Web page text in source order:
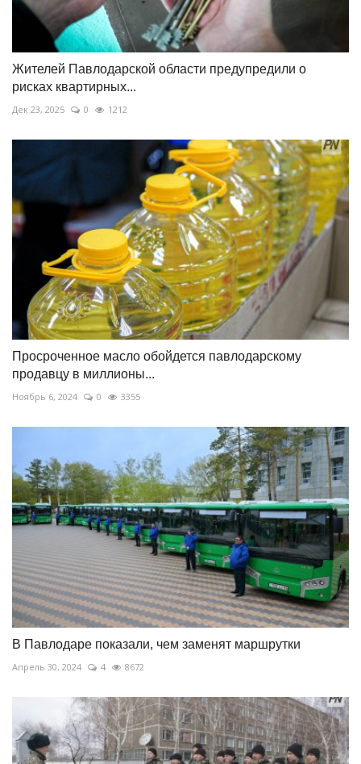
Жителей Павлодарской области предупредили о
рисках квартирных...
Дек 23, 2025 0 1212
Просроченное масло обойдется павлодарскому
продавцу в миллионы...
Ноябрь 6, 2024 0 3355
В Павлодаре показали, чем заменят маршрутки
Апрель 30, 2024 4 8672